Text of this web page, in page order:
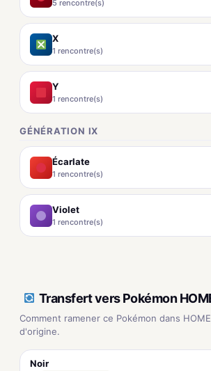
5 rencontre(s)
X
1 rencontre(s)
Y
1 rencontre(s)
GÉNÉRATION IX
Écarlate
1 rencontre(s)
Violet
1 rencontre(s)
Transfert vers Pokémon
Comment ramener ce Pokémon dans
d'origine.
Noir